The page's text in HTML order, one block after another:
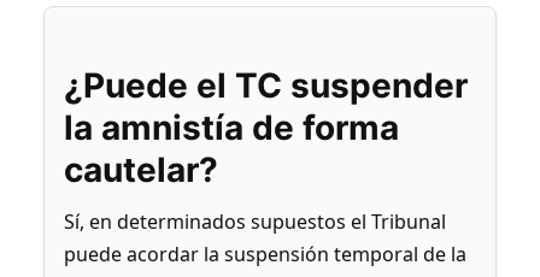
¿Puede el TC suspender
la amnistía de forma
cautelar?
Sí, en determinados supuestos el Tribunal
puede acordar la suspensión temporal de la